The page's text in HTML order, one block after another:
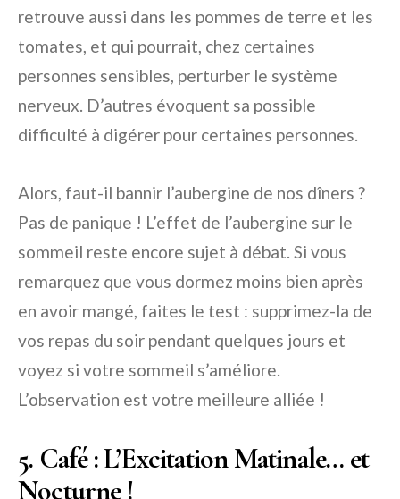
retrouve aussi dans les pommes de terre et les
tomates, et qui pourrait, chez certaines
personnes sensibles, perturber le système
nerveux. D’autres évoquent sa possible
difficulté à digérer pour certaines personnes.
Alors, faut-il bannir l’aubergine de nos dîners ?
Pas de panique ! L’effet de l’aubergine sur le
sommeil reste encore sujet à débat. Si vous
remarquez que vous dormez moins bien après
en avoir mangé, faites le test : supprimez-la de
vos repas du soir pendant quelques jours et
voyez si votre sommeil s’améliore.
L’observation est votre meilleure alliée !
5. Café : L’Excitation Matinale… et
Nocturne !